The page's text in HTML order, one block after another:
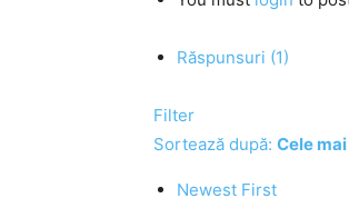
Răspunsuri (1)
Filter
Sortează după: Cele
Newest First